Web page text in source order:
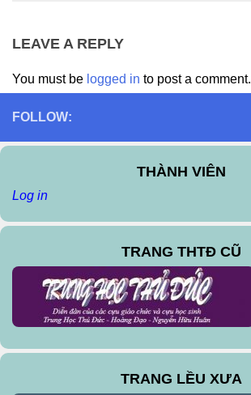
LEAVE A REPLY
You must be logged in to post a comment.
FOLLOW:
THÀNH VIÊN
Log in
TRANG THTĐ CŨ
TRANG LỀU XƯA